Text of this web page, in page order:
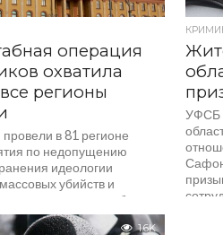
операция
охватила
регионы
в 81 регионе
по недопущению
идеологии
убийств и
молодежи, сообщила
деятельность 57...
УФСБ
1.6K